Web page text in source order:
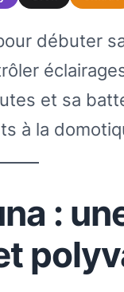
débuter
et sa
à la
: